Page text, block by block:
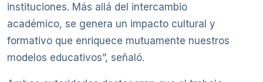
instituciones. Más allá del intercambio
académico, se genera un impacto cultural y
formativo que enriquece mutuamente nuestros
modelos educativos”, señaló.